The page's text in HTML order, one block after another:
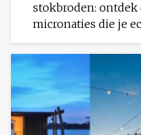
stokbroden: ontdek
micronaties die je